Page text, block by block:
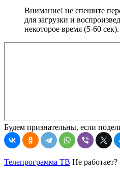
Внимание! не спешите
для загрузки и
некоторое время (5-60 сек).
Будем признательны, если
Телепрограмма ТВ Не работает?